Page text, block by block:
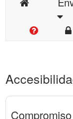
Compromiso